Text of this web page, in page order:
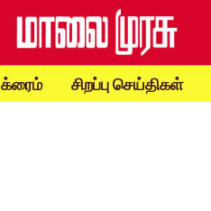
க்ரைம் சிறப்பு செய்திகள்